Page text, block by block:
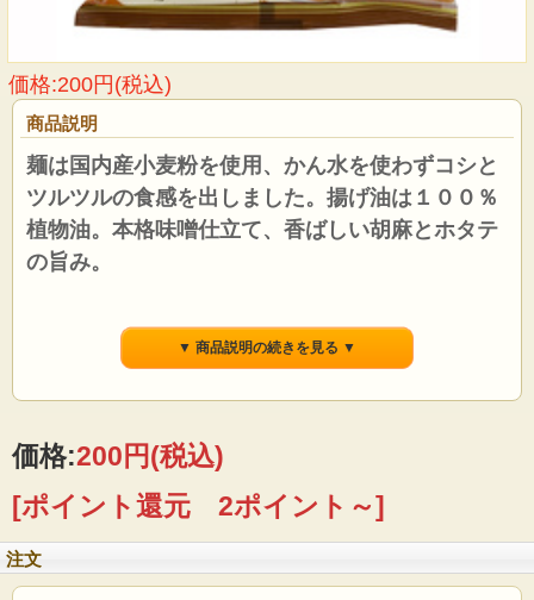
価格:200円(税込)
商品説明
麺は国内産小麦粉を使用、かん水を使わずコシと
ツルツルの食感を出しました。揚げ油は１００％
植物油。本格味噌仕立て、香ばしい胡麻とホタテ
の旨み。
●麺は国内産小麦粉を１００％使用して卵を使わず独自の製法でコシを出した無か
ん水麺。揚げ油は１００％植物油を使用しています。
●特製スープは化学調味料およびチキン・ポーク・ビーフエキス類を一切使用せ
を原料としており、ごまの香ばしさが一層、味噌の香りを引き立てます。安心し
▼ 商品説明の続きを見る ▼
価格:200円(税込)
[ポイント還元 2ポイント～]
注文